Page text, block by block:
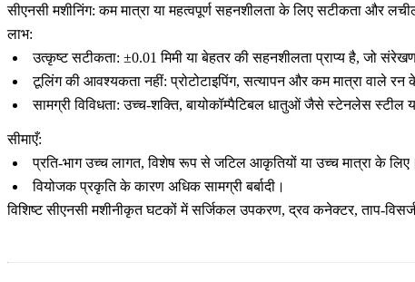
सीएनसी मशीनिंग: कम मात्रा या महत्वपूर्ण सहनशीलता के लिए सटीकता और
लाभ:
उत्कृष्ट सटीकता: ±0.01 मिमी या बेहतर की सहनशीलता प्राप्य है, जो
टूलिंग की आवश्यकता नहीं: प्रोटोटाइपिंग, सत्यापन और कम मात्रा वाले रन
सामग्री विविधता: उच्च-शक्ति, बायोकॉम्पैटिबल धातुओं जैसे स्टेनलेस स्टील
सीमाएँ:
प्रति-भाग उच्च लागत, विशेष रूप से जटिल आकृतियों या उच्च मात्रा के लिए।
वियोजक प्रकृति के कारण अधिक सामग्री बर्बादी।
विशिष्ट सीएनसी मशीनीकृत घटकों में सर्जिकल उपकरण, द्रव कनेक्टर, ताप-